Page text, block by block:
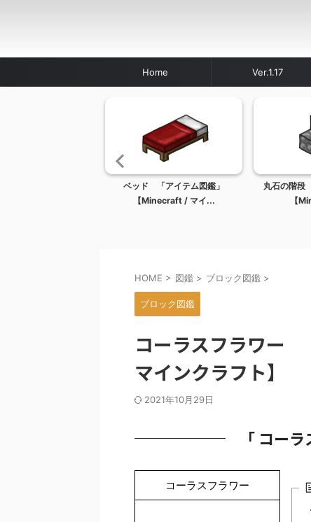
Home Ver.1.17
ベッド 「アイテム図鑑」
【Minecraft / マイ...
丸石の階段
【
HOME > 図鑑 > ブロック図鑑 >
ブロック図鑑
コーラスフラワー
マインクラフト】
2021年10月29日
「 コー
コーラスフラワー